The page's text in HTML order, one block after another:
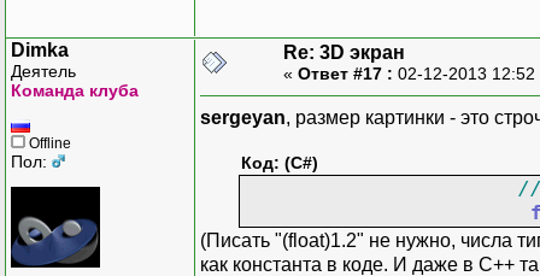
// Обработка
// Изменения в 2D
{
// При изменении 2D
}
// центр из середины
// чтобы она была
PointF
previousPoint.X =
for (int i = 1; i
PointF
nextPoint.X =
nextPoint.Y =
Dimka
Деятель
Команда клуба
Offline
Пол:
Re: 3D экран
« Ответ #17 : 02-12-2013
sergeyan, размер картинки - это
Код: (C#)
//
(Писать "(float)1.2" не нужно, числа
как константа в коде. И даже в C++